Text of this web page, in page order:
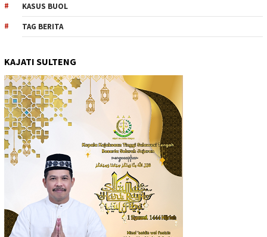
KASUS BUOL
TAG BERITA
KAJATI SULTENG